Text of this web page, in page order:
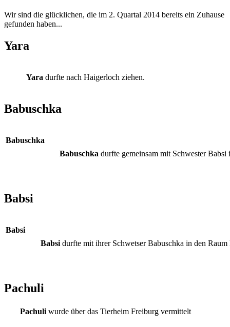
Wir sind die glücklichen, die im 2. Quartal 2014 bereits ein Zuhause
gefunden haben...
Yara
Yara durfte nach Haigerloch ziehen.
Babuschka
Babuschka
Babuschka durfte gemeinsam mit Schwester
Babsi
Babsi
Babsi durfte mit ihrer Schwetser Babuschka in den
Pachuli
Pachuli wurde über das Tierheim Freiburg vermittelt